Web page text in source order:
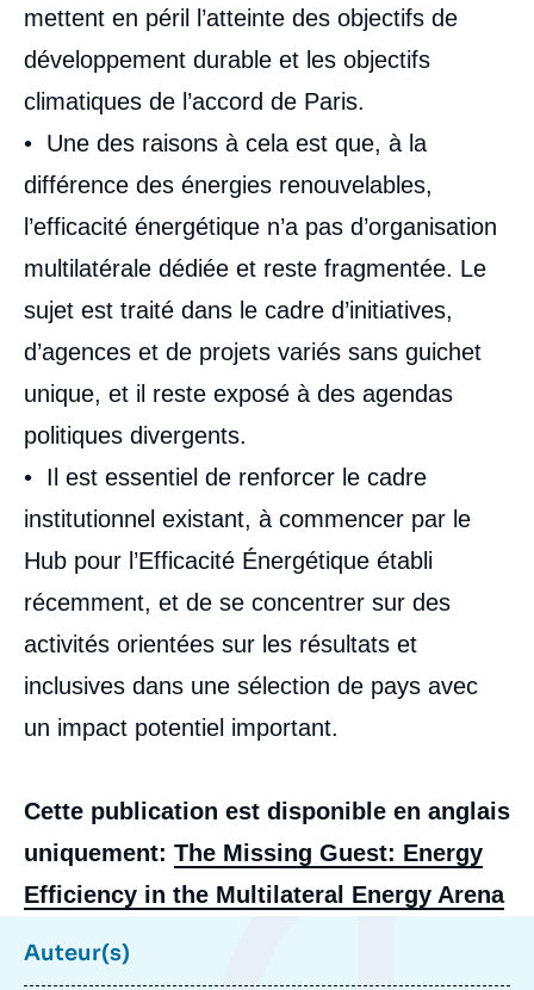
mettent en péril l’atteinte des objectifs de
développement durable et les objectifs
climatiques de l’accord de Paris.
• Une des raisons à cela est que, à la
différence des énergies renouvelables,
l’efficacité énergétique n’a pas d’organisation
multilatérale dédiée et reste fragmentée. Le
sujet est traité dans le cadre d’initiatives,
d’agences et de projets variés sans guichet
unique, et il reste exposé à des agendas
politiques divergents.
• Il est essentiel de renforcer le cadre
institutionnel existant, à commencer par le
Hub pour l’Efficacité Énergétique établi
récemment, et de se concentrer sur des
activités orientées sur les résultats et
inclusives dans une sélection de pays avec
un impact potentiel important.
Cette publication est disponible en anglais
uniquement: The Missing Guest: Energy
Efficiency in the Multilateral Energy Arena
Auteur(s)